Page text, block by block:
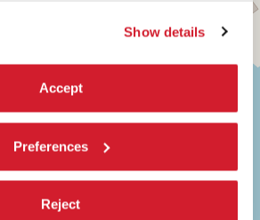
Show details
Accept
Preferences
Reject